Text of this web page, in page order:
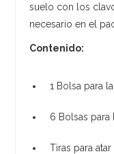
suelo con los
necesario en el
Contenido:
1 Bolsa para
6 Bolsas para
Tiras para atar